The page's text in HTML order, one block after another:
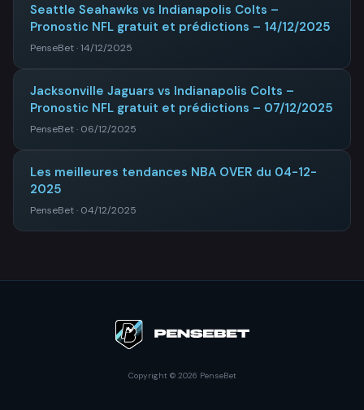
Seattle Seahawks vs Indianapolis Colts –
Pronostic NFL gratuit et prédictions – 14/12/2025
PenseBet · 14/12/2025
Jacksonville Jaguars vs Indianapolis Colts –
Pronostic NFL gratuit et prédictions – 07/12/2025
PenseBet · 06/12/2025
Les meilleures tendances NBA OVER du 04-12-
2025
PenseBet · 04/12/2025
Copyright © 2026 PenseBet